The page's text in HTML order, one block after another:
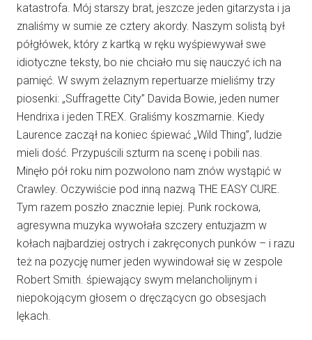
katastrofa. Mój starszy brat, jeszcze jeden gitarzysta i ja
znaliśmy w sumie ze cztery akordy. Naszym solistą był
półgłówek, który z kartką w ręku wyśpiewywał swe
idiotyczne teksty, bo nie chciało mu się nauczyć ich na
pamięć. W swym żelaznym repertuarze mieliśmy trzy
piosenki: „Suffragette City” Davida Bowie, jeden numer
Hendrixa i jeden T.REX. Graliśmy koszmarnie. Kiedy
Laurence zaczął na koniec śpiewać „Wild Thing”, ludzie
mieli dość. Przypuścili szturm na scenę i pobili nas.
Minęło pół roku nim pozwolono nam znów wystąpić w
Crawley. Oczywiście pod inną nazwą THE EASY CURE.
Tym razem poszło znacznie lepiej. Punk rockowa,
agresywna muzyka wywołała szczery entuzjazm w
kołach najbardziej ostrych i zakręconych punków – i razu
też na pozycję numer jeden wywindował się w zespole
Robert Smith. śpiewający swym melancholijnym i
niepokojącym głosem o dręczącycn go obsesjach
lękach.